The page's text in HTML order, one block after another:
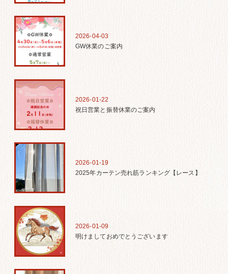
2026-04-03
GW休業のご案内
2026-01-22
祝日営業と振替休業のご案内
2026-01-19
2025年カーテン売れ筋ランキング【レース】
2026-01-09
明けましておめでとうございます